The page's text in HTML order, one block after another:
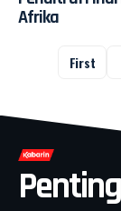
Afrika
First